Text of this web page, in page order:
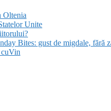
Oltenia
Unite
Bites: gust de migdale, fără